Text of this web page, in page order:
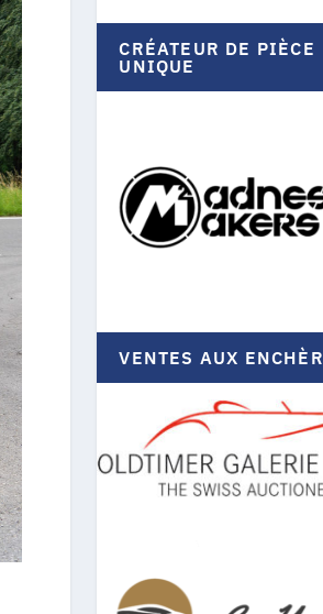
CRÉATEUR DE PIÈCE
UNIQUE
VENTES AUX